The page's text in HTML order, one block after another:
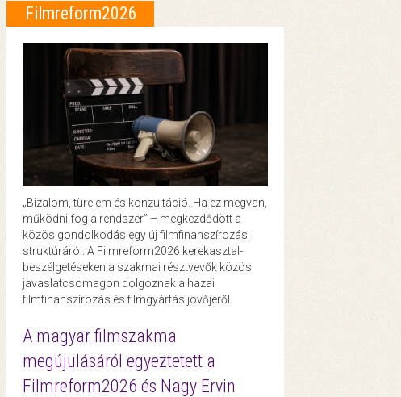
Filmreform2026
„Bizalom, türelem és konzultáció. Ha ez megvan,
működni fog a rendszer” – megkezdődött a
közös gondolkodás egy új filmfinanszírozási
struktúráról. A Filmreform2026 kerekasztal-
beszélgetéseken a szakmai résztvevők közös
javaslatcsomagon dolgoznak a hazai
filmfinanszírozás és filmgyártás jövőjéről.
A magyar filmszakma
megújulásáról egyeztetett a
Filmreform2026 és Nagy Ervin